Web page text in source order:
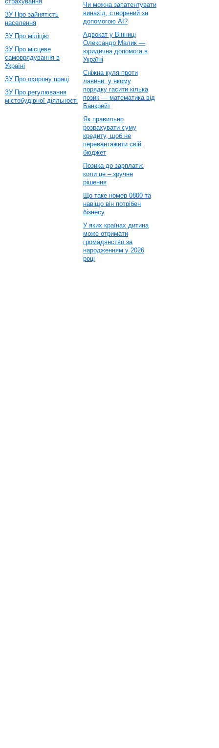
ЗУ Про зайнятість
населення
ЗУ Про міліцію
ЗУ Про місцеве
самоврядування в
Україні
ЗУ Про охорону праці
ЗУ Про регулювання
містобудівної діяльності
Чи можна запатентувати
винахід, створений за
допомогою AI?
Адвокат у Вінниці
Олександр Малик —
юридична допомога в
Україні
Сніжна куля проти
лавини: у якому
порядку гасити кілька
позик — математика від
Банкрейт
Як правильно
розрахувати суму
кредиту, щоб не
перевантажити свій
бюджет
Позика до зарплати:
коли це – зручне
рішення
Що таке номер 0800 та
навіщо він потрібен
бізнесу
У яких країнах дитина
може отримати
громадянство за
народженням у 2026
році